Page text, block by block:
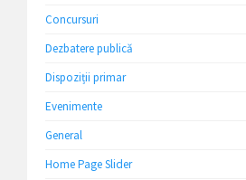
Concursuri
Dezbatere publică
Dispoziții primar
Evenimente
General
Home Page Slider